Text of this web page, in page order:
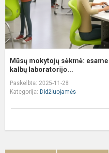
Mūsų mokytojų sėkmė:
kalbų laboratorijo...
Paskelbta: 2025-11-28
Kategorija: Didžiuojamės